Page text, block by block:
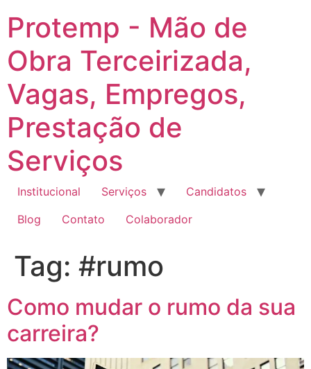
para
conteúdo
Protemp - Mão de
Obra Terceirizada,
Vagas, Empregos,
Prestação de
Serviços
Institucional Serviços
Candidatos
Blog
Contato Colaborador
Tag: #rumo
Como mudar o rumo da sua
carreira?